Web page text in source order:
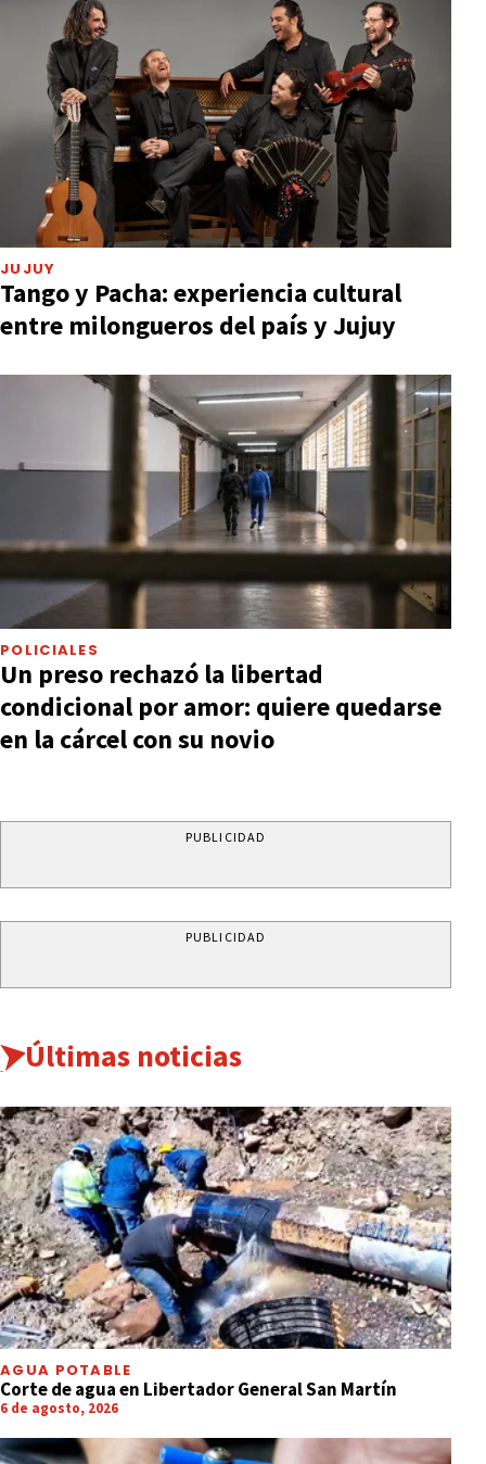
JUJUY
Tango y Pacha: experiencia cultural
entre milongueros del país y Jujuy
POLICIALES
Un preso rechazó la libertad
condicional por amor: quiere quedarse
en la cárcel con su novio
PUBLICIDAD
PUBLICIDAD
Últimas noticias
AGUA POTABLE
Corte de agua en Libertador General San Martín
6 de agosto, 2026